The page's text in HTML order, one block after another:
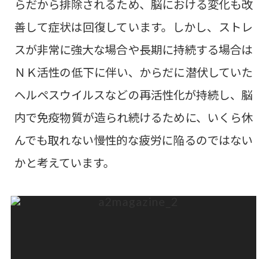
らだから排除されるため、脳における変化も改
善して症状は回復しています。しかし、ストレ
スが非常に強大な場合や長期に持続する場合は
ＮＫ活性の低下に伴い、からだに潜伏していた
ヘルペスウイルスなどの再活性化が持続し、脳
内で免疫物質が造られ続けるために、いくら休
んでも取れない慢性的な疲労に陥るのではない
かと考えています。